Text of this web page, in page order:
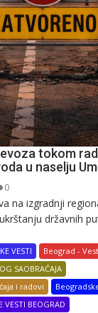
tokom
u naselju
0
na izgradnji
državnih
VESTI
Beograd -
SAOBRAĆAJA
i radovi
VESTI BEOGRAD